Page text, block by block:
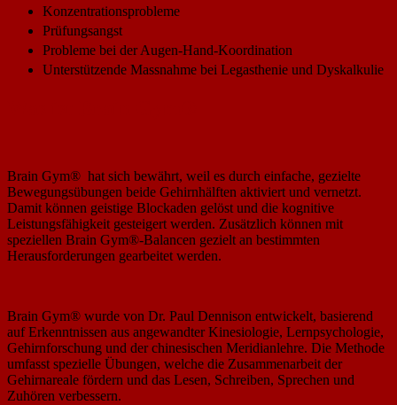
Konzentrationsprobleme
Prüfungsangst
Probleme bei der Augen-Hand-Koordination
Unterstützende Massnahme bei Legasthenie und Dyskalkulie
Brain Gym® hat sich bewährt, weil es durch einfache, gezielte
Bewegungsübungen beide Gehirnhälften aktiviert und vernetzt.
Damit können geistige Blockaden gelöst und die kognitive
Leistungsfähigkeit gesteigert werden. Zusätzlich können mit
speziellen Brain Gym®-Balancen gezielt an bestimmten
Herausforderungen gearbeitet werden.
Brain Gym® wurde von Dr. Paul Dennison entwickelt, basierend
auf Erkenntnissen aus angewandter Kinesiologie, Lernpsychologie,
Gehirnforschung und der chinesischen Meridianlehre. Die Methode
umfasst spezielle Übungen, welche die Zusammenarbeit der
Gehirnareale fördern und das Lesen, Schreiben, Sprechen und
Zuhören verbessern.